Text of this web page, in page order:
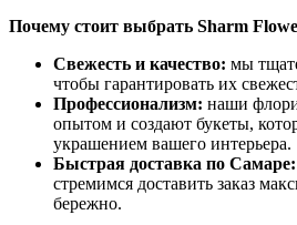
Почему стоит выбрать Sharm
Свежесть и качество: мы
чтобы гарантировать их
Профессионализм: наши
опытом и создают букеты,
украшением вашего интерьера.
Быстрая доставка по Самаре:
стремимся доставить заказ
бережно.